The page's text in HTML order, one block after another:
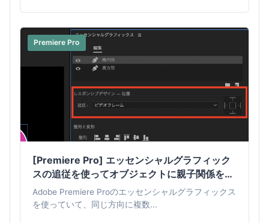
Premiere Pro
[Premiere Pro] エッセンシャルグラフィック
スの追従を使ってオブジェクトに親子関係を適
用してみよう！
Adobe Premiere Proのエッセンシャルグラフィックス
を使っていて、同じ方向に複数...